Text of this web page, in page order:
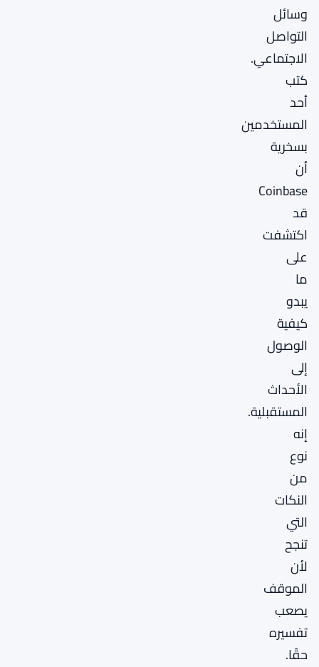
وسائل
التواصل
الاجتماعي.
كتب
أحد
المستخدمين
بسخرية
أن
Coinbase
قد
اكتشفت
على
ما
يبدو
كيفية
الوصول
إلى
الأحداث
المستقبلية.
إنه
نوع
من
النكات
التي
تنجح
لأن
الموقف
يصعب
تفسيره
حقًا.